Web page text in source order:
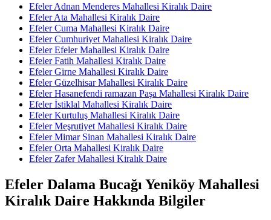
Efeler Adnan Menderes Mahallesi Kiralık Daire
Efeler Ata Mahallesi Kiralık Daire
Efeler Cuma Mahallesi Kiralık Daire
Efeler Cumhuriyet Mahallesi Kiralık Daire
Efeler Efeler Mahallesi Kiralık Daire
Efeler Fatih Mahallesi Kiralık Daire
Efeler Girne Mahallesi Kiralık Daire
Efeler Güzelhisar Mahallesi Kiralık Daire
Efeler Hasanefendi ramazan Paşa Mahallesi Kiralık Daire
Efeler İstiklal Mahallesi Kiralık Daire
Efeler Kurtuluş Mahallesi Kiralık Daire
Efeler Meşrutiyet Mahallesi Kiralık Daire
Efeler Mimar Sinan Mahallesi Kiralık Daire
Efeler Orta Mahallesi Kiralık Daire
Efeler Zafer Mahallesi Kiralık Daire
Efeler Dalama Bucağı Yeniköy Mahallesi
Kiralık Daire Hakkında Bilgiler